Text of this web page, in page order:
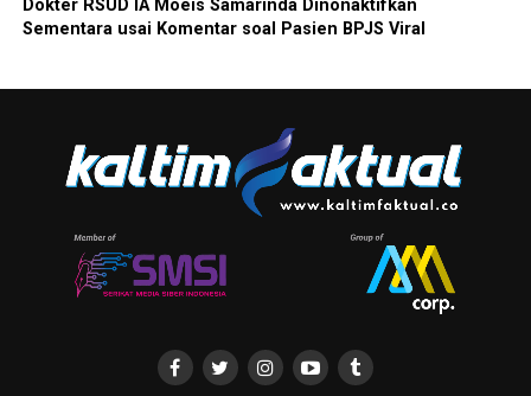
Dokter RSUD IA Moeis Samarinda Dinonaktifkan
Sementara usai Komentar soal Pasien BPJS Viral